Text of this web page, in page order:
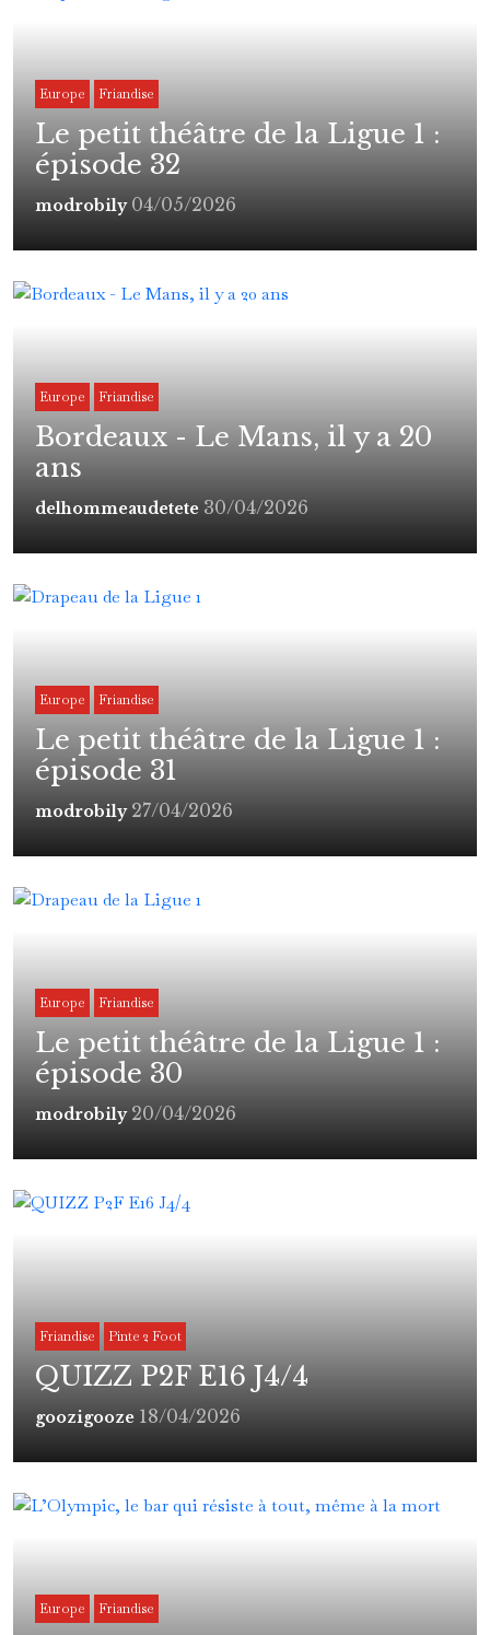
Europe Friandise
Le petit théâtre de la Ligue 1 :
épisode 32
modrobily 04/05/2026
Europe Friandise
Bordeaux - Le Mans, il y a 20
ans
delhommeaudetete 30/04/2026
Europe Friandise
Le petit théâtre de la Ligue 1 :
épisode 31
modrobily 27/04/2026
Europe Friandise
Le petit théâtre de la Ligue 1 :
épisode 30
modrobily 20/04/2026
Friandise Pinte 2 Foot
QUIZZ P2F E16 J4/4
goozigooze 18/04/2026
Europe Friandise